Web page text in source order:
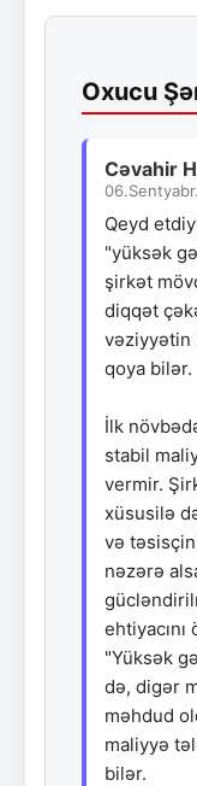
Oxucu
Cəvahir
Qeyd
"yüksək
şirkət
diqqət
vəziyyətin
qoya bilər.
İlk
stabil
vermir.
xüsusilə
və
nəzərə
"Yüksək
də, digər
məhdud
maliyyə
bilər.